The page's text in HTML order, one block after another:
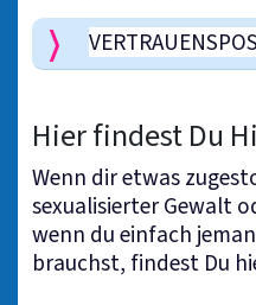
Hier findest Du
Wenn dir etwas
sexualisierter Gewalt
wenn du einfach
brauchst, findest Du